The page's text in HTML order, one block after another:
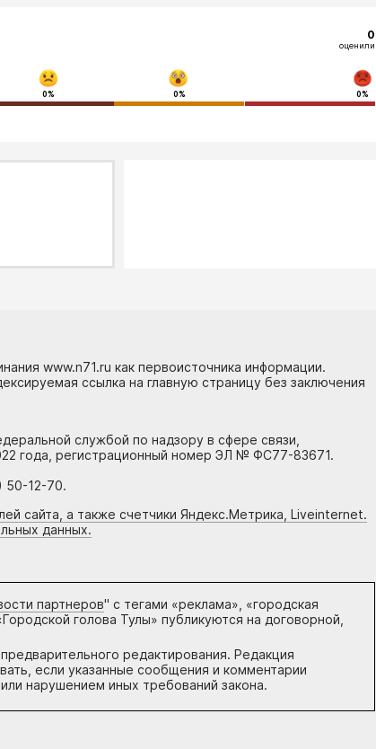
0
оценили
0% 0% 0%
www.n71.ru как первоисточника информации.
ссылка на главную страницу без заключения
службой по надзору в сфере связи,
года, регистрационный номер ЭЛ № ФС77-83671.
50-12-70.
сайта, а также счетчики Яндекс.Метрика, Liveinternet.
данных.
партнеров" с тегами «реклама», «городская
голова Тулы» публикуются на договорной,
редактирования. Редакция
если указанные сообщения и комментарии
нарушением иных требований закона.